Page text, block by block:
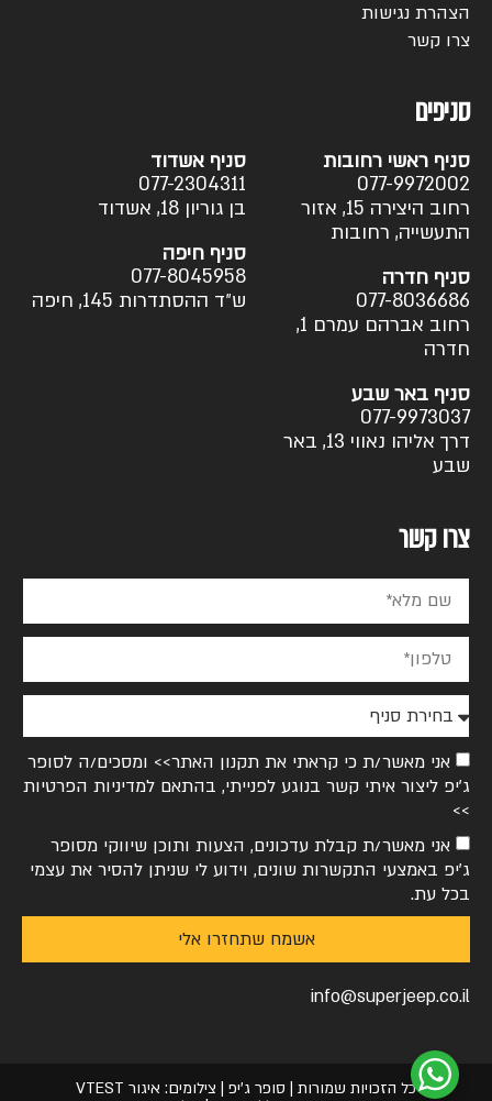
הצהרת נגישות
צרו קשר
סניפים
סניף ראשי רחובות
077-9972002
רחוב היצירה 15, אזור
התעשייה, רחובות
סניף חדרה
077-8036686
רחוב אברהם עמרם 1,
חדרה
סניף באר שבע
077-9973037
דרך אליהו נאווי 13, באר
שבע
סניף אשדוד
077-2304311
בן גוריון 18, אשדוד
סניף חיפה
077-8045958
ש״ד ההסתדרות 145, חיפה
צרו קשר
אני מאשר/ת כי קראתי את תקנון האתר>> ומסכים/ה לסופר
ג׳יפ ליצור איתי קשר בנוגע לפנייתי, בהתאם למדיניות הפרטיות
>>
אני מאשר/ת קבלת עדכונים, הצעות ותוכן שיווקי מסופר
ג׳יפ באמצעי התקשרות שונים, וידוע לי שניתן להסיר את עצמי
בכל עת.
אשמח שתחזרו אלי
info@superjeep.co.il
כל הזכויות שמורות | סופר ג'יפ | צילומים: איגור VTEST